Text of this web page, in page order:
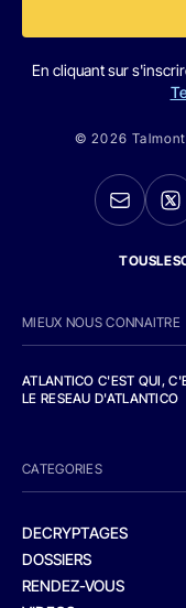
En cliquant sur
© 2026
MIEUX NOUS CONNAITRE
ATLANTICO C'EST QUI,
LE RESEAU D'ATLANTICO
CATEGORIES
DECRYPTAGES
DOSSIERS
RENDEZ-VOUS